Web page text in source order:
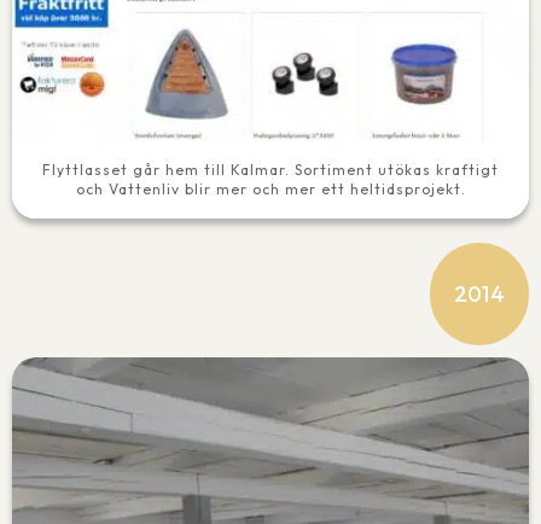
Flyttlasset går hem till Kalmar. Sortiment utökas kraftigt
och Vattenliv blir mer och mer ett heltidsprojekt.
2014